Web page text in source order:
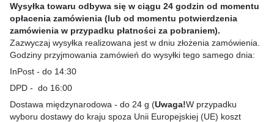
Wysyłka towaru odbywa się w ciągu 24 godzin od momentu
opłacenia zamówienia (lub od momentu potwierdzenia
zamówienia w przypadku płatności za pobraniem).
Zazwyczaj wysyłka realizowana jest w dniu złożenia zamówienia.
Godziny przyjmowania zamówień do wysyłki tego samego dnia:
InPost - do 14:30
DPD - do 16:00
Dostawa międzynarodowa - do 24 g (Uwaga!W przypadku
wyboru dostawy do kraju spoza Unii Europejskiej (UE) koszt